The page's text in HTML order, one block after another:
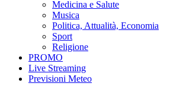
Medicina e Salute
Musica
Politica, Attualità, Economia
Sport
Religione
PROMO
Live Streaming
Previsioni Meteo